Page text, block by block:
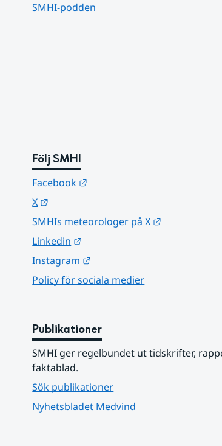
SMHI-podden
Följ SMHI
Facebook
X
SMHIs meteorologer på X
Linkedin
Instagram
Policy för sociala medier
Publikationer
SMHI ger regelbundet ut tidskrifter,
faktablad.
Sök publikationer
Nyhetsbladet Medvind